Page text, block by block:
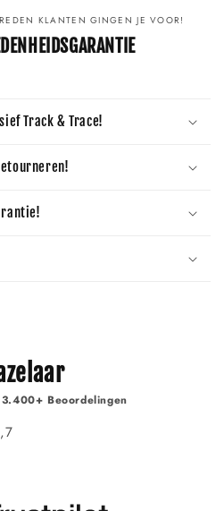
KLANTEN GINGEN JE VOOR!
Track & Trace!
Beoordelingen